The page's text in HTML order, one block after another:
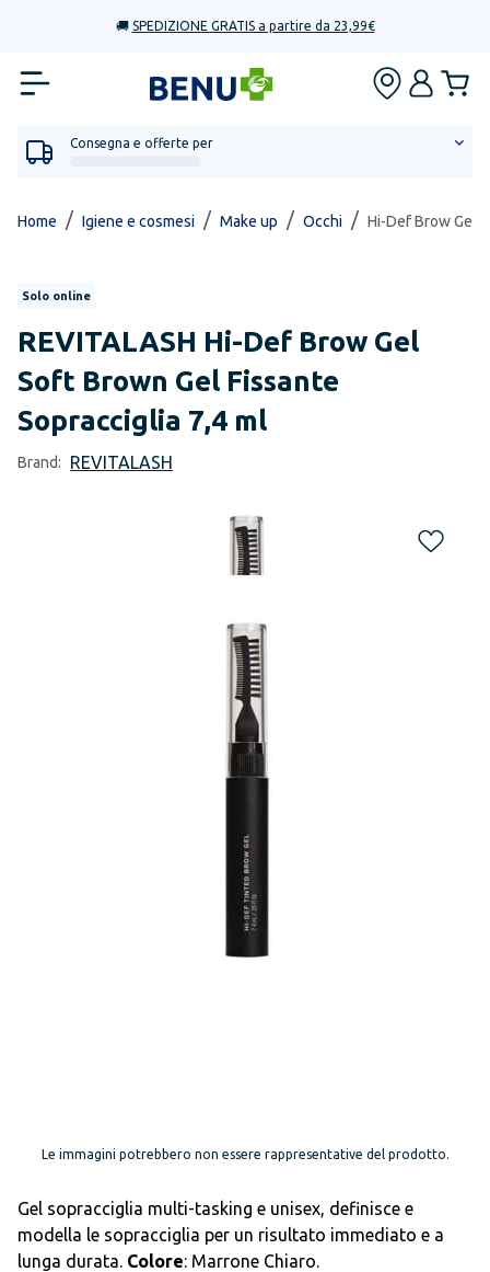
🚚 SPEDIZIONE GRATIS a partire da 23,99€
Consegna e offerte per
Home / Igiene e cosmesi / Make up / Occhi / Hi-Def Brow Gel
Solo online
REVITALASH Hi-Def Brow Gel
Soft Brown Gel Fissante
Sopracciglia 7,4 ml
Brand: REVITALASH
Le immagini potrebbero non essere rappresentative del prodotto.
Gel sopracciglia multi-tasking e unisex, definisce e
modella le sopracciglia per un risultato immediato e a
lunga durata. Colore: Marrone Chiaro.